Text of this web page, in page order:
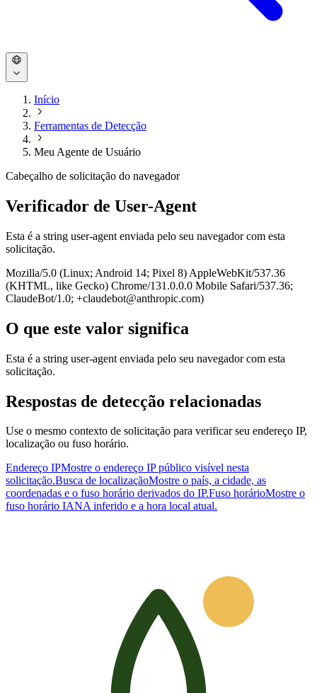
Início
Ferramentas de Detecção
Meu Agente de Usuário
Cabeçalho de solicitação do navegador
Verificador de User-Agent
Esta é a string user-agent enviada pelo seu navegador com esta
solicitação.
Mozilla/5.0 (Linux; Android 14; Pixel 8) AppleWebKit/537.36
(KHTML, like Gecko) Chrome/131.0.0.0 Mobile Safari/537.36;
ClaudeBot/1.0; +claudebot@anthropic.com)
O que este valor significa
Esta é a string user-agent enviada pelo seu navegador com esta
solicitação.
Respostas de detecção relacionadas
Use o mesmo contexto de solicitação para verificar seu endereço IP,
localização ou fuso horário.
Endereço IPMostre o endereço IP público visível nesta
solicitação.Busca de localizaçãoMostre o país, a cidade, as
coordenadas e o fuso horário derivados do IP.Fuso horárioMostre o
fuso horário IANA inferido e a hora local atual.